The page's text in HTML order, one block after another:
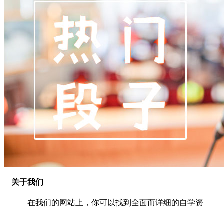
关于我们
在我们的网站上，你可以找到全面而详细的自学资